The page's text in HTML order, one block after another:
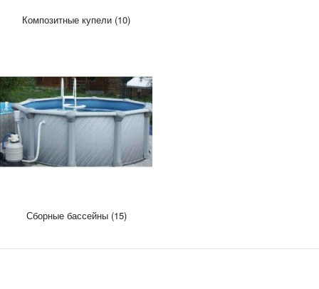
Композитные купели (10)
Сборные бассейны (15)